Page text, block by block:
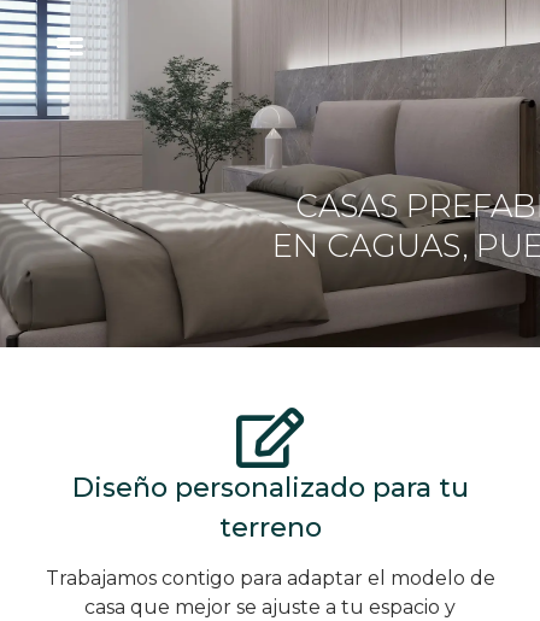
CASAS
EN CAGUAS,
Diseño personalizado para tu
terreno
Trabajamos contigo para adaptar el modelo de
casa que mejor se ajuste a tu espacio y